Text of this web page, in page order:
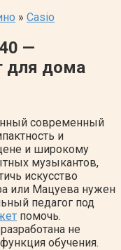
» Casio
—
для дома
современный
и
и широкому
музыкантов,
искусство
или Мацуева нужен
педагог под
помочь.
не
обучения.